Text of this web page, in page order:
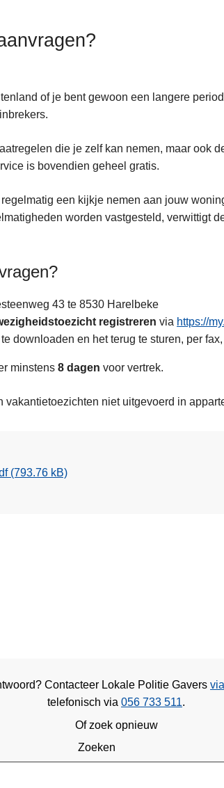
of je bent gewoon een langere
die je zelf kan nemen, maar ook
is bovendien geheel gratis.
een kijkje nemen aan jouw
worden vastgesteld, verwittigt
43 te 8530 Harelbeke
registreren via https://
downloaden en het terug te sturen, per
minstens 8 dagen voor vertrek.
vakantietoezichten niet uitgevoerd in
(793.76 kB)
Contacteer Lokale Politie Gavers
telefonisch via 056 733 511.
Of zoek opnieuw
Zoeken